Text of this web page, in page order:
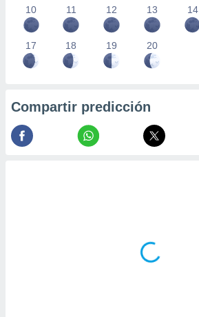
10 11 12 13 14
17 18 19 20
Compartir predicción